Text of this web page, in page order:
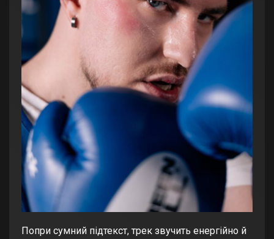
Попри сумний підтекст, трек звучить енергійно й